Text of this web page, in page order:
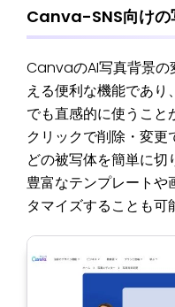
Canva-SNS向けの
CanvaのAI写真背景の
える便利な機能であ
でも直感的に使うこと
クリックで削除・変
どの被写体を簡単に切
豊富なテンプレートや
タマイズすることも可